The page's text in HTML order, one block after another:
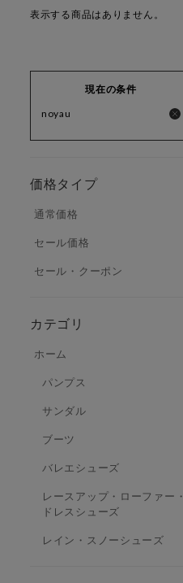
表示する商品はありません。
現在の条件
noyau
価格タイプ
通常価格
セール価格
セール・クーポン
カテゴリ
ホーム
パンプス
サンダル
ブーツ
バレエシューズ
レースアップ・ローファー・
ドレスシューズ
レイン・スノーシューズ